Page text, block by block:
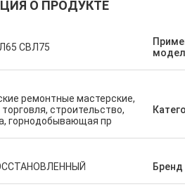
Кампана
советы,
О ПРОДУКТЕ
СВЛ75
ремонтные мастерские,
строительство,
горнодобывающая пр
Бренд